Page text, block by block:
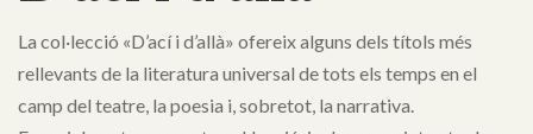
La col·lecció «D’ací i d’allà» ofereix alguns dels títols més
rellevants de la literatura universal de tots els temps en el
camp del teatre, la poesia i, sobretot, la narrativa.